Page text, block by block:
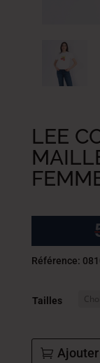
LEE
Référence:
Tailles